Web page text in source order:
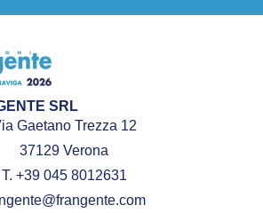
SRL
Gaetano Trezza 12
37129 Verona
T. +39 045 8012631